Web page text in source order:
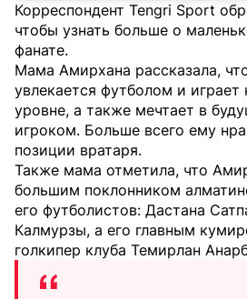
Корреспондент Tengri Sport
чтобы узнать больше о
фанате.
Мама Амирхана рассказала,
увлекается футболом и
уровне, а также мечтает в
игроком. Больше всего ему
позиции вратаря.
Также мама отметила, что
большим поклонником
его футболистов: Дастана
Калмурзы, а его главным
голкипер клуба Темирлан